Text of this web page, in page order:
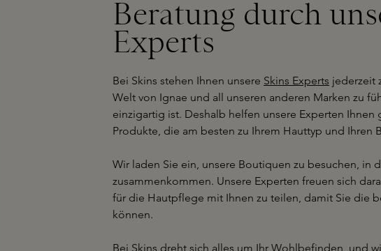
Beratung durch
Experts
Bei Skins stehen Ihnen unsere Skins Experts jederzeit
Welt von Ignae und all unseren anderen Marken zu
einzigartig ist. Deshalb helfen unsere Experten Ihnen
Produkte, die am besten zu Ihrem Hauttyp und Ihren
Wir laden Sie ein, unsere Boutiquen zu besuchen, in
zusammenkommen. Unsere Experten freuen sich
für die Hautpflege mit Ihnen zu teilen, damit Sie die
können.
Bei Skins dreht sich alles um Ihr Wohlbefinden, und